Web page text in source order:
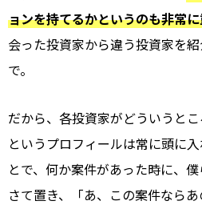
ョンを持てるかというのも非常
会った投資家から違う投資家を
で。
だから、各投資家がどういうと
というプロフィールは常に頭に
とで、何か案件があった時に、
さて置き、「あ、この案件なら